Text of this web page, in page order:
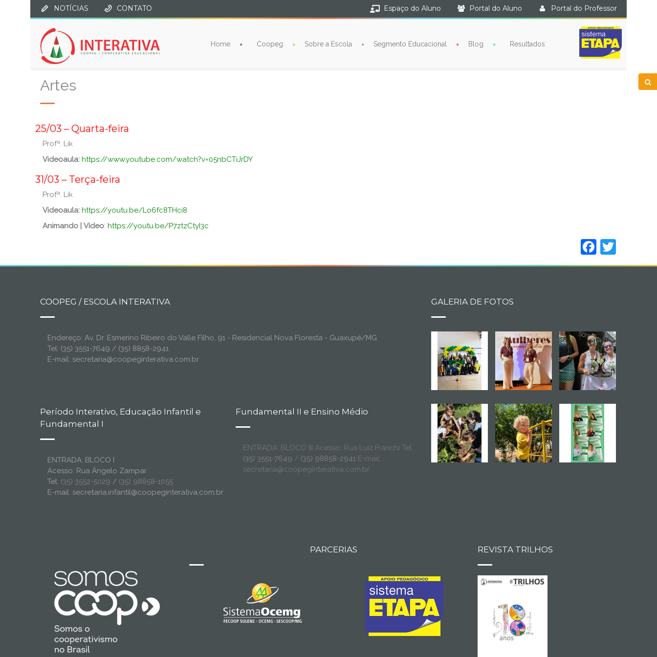
NOTÍCIAS · CONTATO Espaço do Aluno · Portal do Aluno · Portal do Professor
Home Coopeg Sobre a Escola Segmento Educacional Blog Resultados
Artes
25/03 – Quarta-feira
Profª. Lik
Videoaula: https://www.youtube.com/watch?v=05nbCTiJrDY
31/03 – Terça-feira
Profª. Lik
Videoaula: https://youtu.be/Lo6fc8THci8
Animando |
Vídeo: https://youtu.be/P7ztzCtyI3c
COOPEG / ESCOLA INTERATIVA
Endereço: Av. Dr. Esmerino Ribeiro do Valle Filho, 91 - Residencial Nova Floresta - Guaxupé/MG
Tel: (35) 3551-7649 / (35) 8858-2941
E-mail: secretaria@coopeginterativa.com.br
Período Interativo, Educação Infantil e
Fundamental I
ENTRADA: BLOCO I
Acesso: Rua Ângelo Zampar
Tel: (35) 3552-5029 / (35) 98858-1055
E-mail: secretaria.infantil@coopeginterativa.com.br
Fundamental II e Ensino Médio
ENTRADA: BLOCO III Acesso: Rua Luiz Franchi Tel:
(35) 3551-7649 / (35) 98858-2941E-mail:
secretaria@coopeginterativa.com.br
GALERIA DE FOTOS
PARCERIAS REVISTA TRILHOS